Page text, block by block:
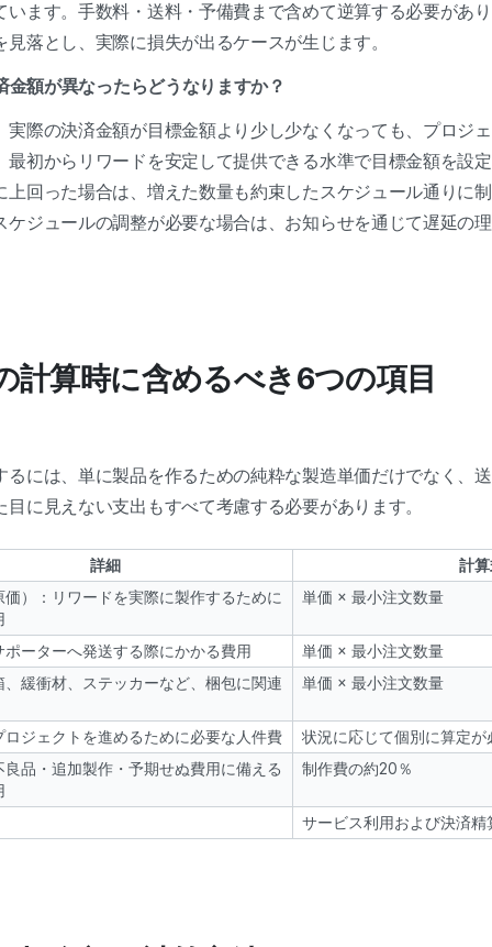
います。手数料・送料・予備費まで含めて逆算する必要があ
落とし、実際に損失が出るケースが生じます。
額が異なったらどうなりますか？
実際の決済金額が目標金額より少し少なくなっても、プロジ
最初からリワードを安定して提供できる水準で目標金額を設
上回った場合は、増えた数量も約束したスケジュール通りに
ケジュールの調整が必要な場合は、お知らせを通じて遅延の
計算時に含めるべき6つの項目
るには、単に製品を作るための純粋な製造単価だけでなく、
に見えない支出もすべて考慮する必要があります。
詳細
計
価）：リワードを実際に製作するために
単価 × 最小注文数量
ポーターへ発送する際にかかる費用
単価 × 最小注文数量
、緩衝材、ステッカーなど、梱包に関連
単価 × 最小注文数量
ロジェクトを進めるために必要な人件費
状況に応じて個別に算定が
良品・追加製作・予期せぬ費用に備える
制作費の約20％
サービス利用および決済精